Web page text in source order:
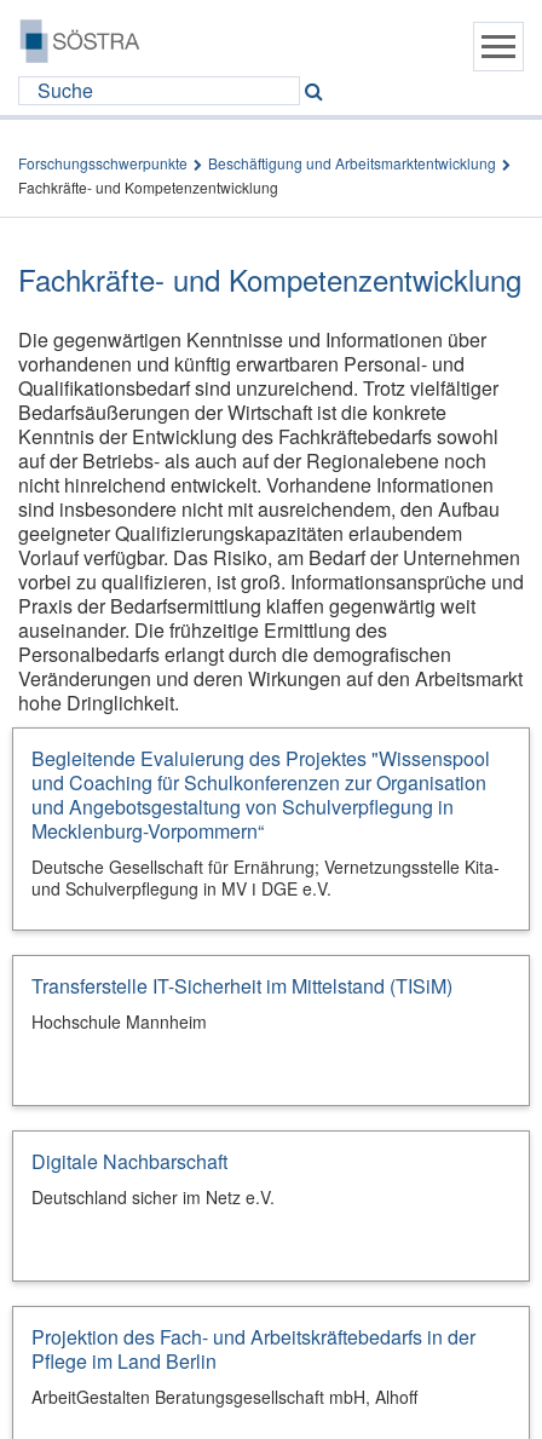
Forschungsschwerpunkte
Beschäftigung und Arbeitsmarktentwicklung
Fachkräfte- und Kompetenzentwicklung
Fachkräfte- und Kompetenzentwicklung
Die gegenwärtigen Kenntnisse und Informationen über
vorhandenen und künftig erwartbaren Personal- und
Qualifikationsbedarf sind unzureichend. Trotz vielfältiger
Bedarfsäußerungen der Wirtschaft ist die konkrete
Kenntnis der Entwicklung des Fachkräftebedarfs sowohl
auf der Betriebs- als auch auf der Regionalebene noch
nicht hinreichend entwickelt. Vorhandene Informationen
sind insbesondere nicht mit ausreichendem, den Aufbau
geeigneter Qualifizierungskapazitäten erlaubendem
Vorlauf verfügbar. Das Risiko, am Bedarf der Unternehmen
vorbei zu qualifizieren, ist groß. Informationsansprüche und
Praxis der Bedarfsermittlung klaffen gegenwärtig weit
auseinander. Die frühzeitige Ermittlung des
Personalbedarfs erlangt durch die demografischen
Veränderungen und deren Wirkungen auf den Arbeitsmarkt
hohe Dringlichkeit.
Begleitende Evaluierung des Projektes "Wissenspool
und Coaching für Schulkonferenzen zur Organisation
und Angebotsgestaltung von Schulverpflegung in
Mecklenburg-Vorpommern“
Deutsche Gesellschaft für Ernährung; Vernetzungsstelle Kita-
und Schulverpflegung in MV ǀ DGE e.V.
Transferstelle IT-Sicherheit im Mittelstand (TISiM)
Hochschule Mannheim
Digitale Nachbarschaft
Deutschland sicher im Netz e.V.
Projektion des Fach- und Arbeitskräftebedarfs in der
Pflege im Land Berlin
ArbeitGestalten Beratungsgesellschaft mbH, Alhoff